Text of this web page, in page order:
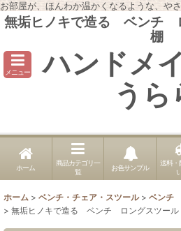
お部屋が、ほんわか温かくなるような、
無垢ヒノキで造る ベンチ
棚
メニュー ハンドメ
うら
ホーム
商品カテゴリ一
覧
お色サンプル
送料・
ホーム > ベンチ・チェア・スツール > ベンチ
> 無垢ヒノキで造る ベンチ ロングスツー